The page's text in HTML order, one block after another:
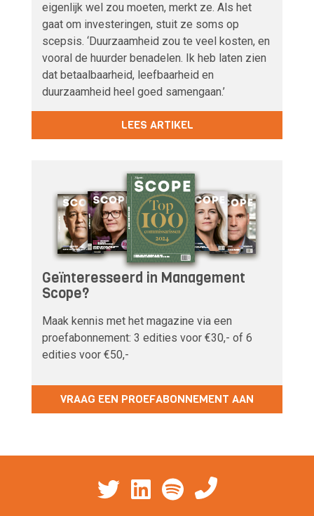
eigenlijk wel zou moeten, merkt ze. Als het
gaat om investeringen, stuit ze soms op
scepsis. ‘Duurzaamheid zou te veel kosten, en
vooral de huurder benadelen. Ik heb laten zien
dat betaalbaarheid, leefbaarheid en
duurzaamheid heel goed samengaan.’
LEES ARTIKEL
Geïnteresseerd in Management
Scope?
Maak kennis met het magazine via een
proefabonnement: 3 edities voor €30,- of 6
edities voor €50,-
VRAAG EEN PROEFABONNEMENT AAN